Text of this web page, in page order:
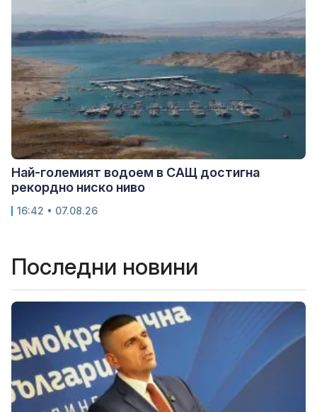
Най-големият водоем в САЩ достигна
рекордно ниско ниво
16:42 • 07.08.26
Последни новини